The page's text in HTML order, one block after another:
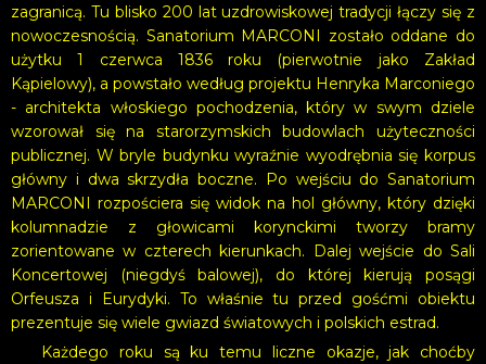
zagranicą. Tu blisko 200 lat uzdrowiskowej tradycji łączy się z
nowoczesnością. Sanatorium MARCONI zostało oddane do
użytku 1 czerwca 1836 roku (pierwotnie jako Zakład
Kąpielowy), a powstało według projektu Henryka Marconiego
- architekta włoskiego pochodzenia, który w swym dziele
wzorował się na starorzymskich budowlach użyteczności
publicznej. W bryle budynku wyraźnie wyodrębnia się korpus
główny i dwa skrzydła boczne. Po wejściu do Sanatorium
MARCONI rozpościera się widok na hol główny, który dzięki
kolumnadzie z głowicami korynckimi tworzy bramy
zorientowane w czterech kierunkach. Dalej wejście do Sali
Koncertowej (niegdyś balowej), do której kierują posągi
Orfeusza i Eurydyki. To właśnie tu przed gośćmi obiektu
prezentuje się wiele gwiazd światowych i polskich estrad.
Każdego roku są ku temu liczne okazje, jak choćby